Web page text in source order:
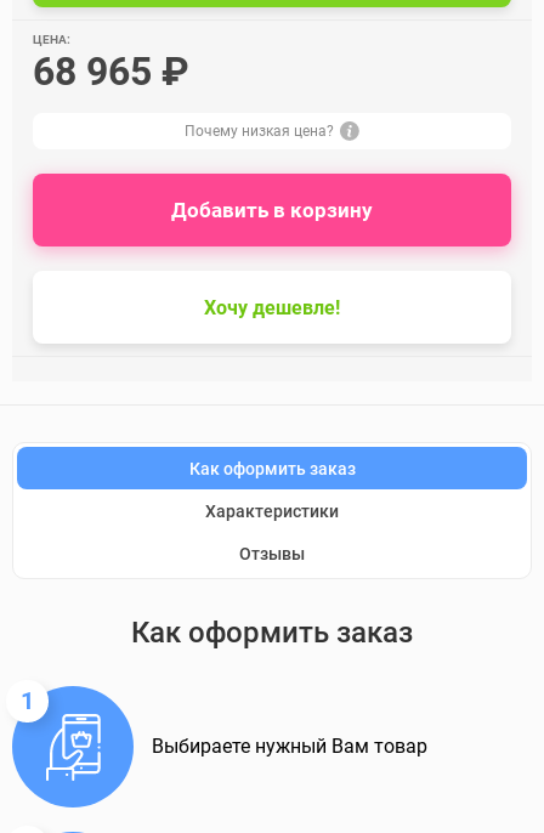
ЦЕНА:
68 965 ₽
Почему низкая цена?
Хочу дешевле!
Добавить в корзину
Как оформить заказ
Характеристики
Отзывы
Как оформить заказ
1
Выбираете нужный Вам товар